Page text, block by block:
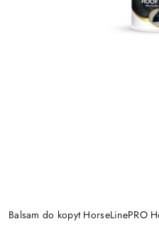
Balsam do kopyt HorseLinePRO